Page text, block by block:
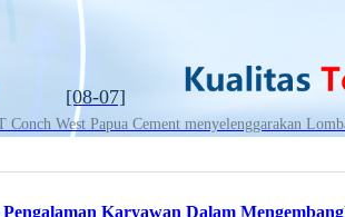
[08-07]
West Papua Cement menyelenggarakan
Karyawan Dalam